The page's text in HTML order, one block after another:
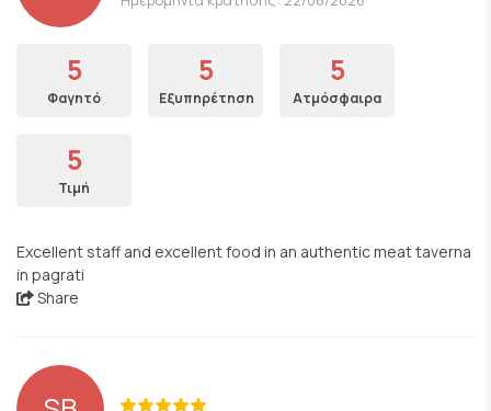
5
Φαγητό
5
Εξυπηρέτηση
5
Ατμόσφαιρα
5
Τιμή
Excellent staff and excellent food in an authentic meat taverna
in pagrati
Share